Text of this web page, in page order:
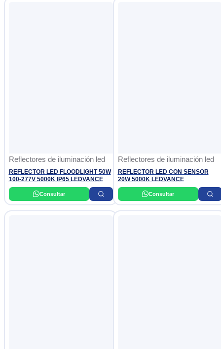
Reflectores de iluminación led
REFLECTOR LED FLOODLIGHT 50W
100-277V 5000K IP65 LEDVANCE
Consultar
Reflectores de iluminación led
REFLECTOR LED CON SENSOR
20W 5000K LEDVANCE
Consultar